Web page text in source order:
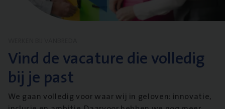
Vind de vacature die volledig
bij je past
We gaan volledig voor waar wij in geloven: innovatie,